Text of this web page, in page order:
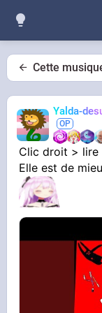
Cette
Yalda-
Clic droit > lire
Elle est de